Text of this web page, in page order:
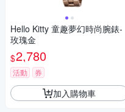
Hello Kitty 童趣夢幻時尚腕錶-
玫瑰金
$2,780
活動 券
加入購物車